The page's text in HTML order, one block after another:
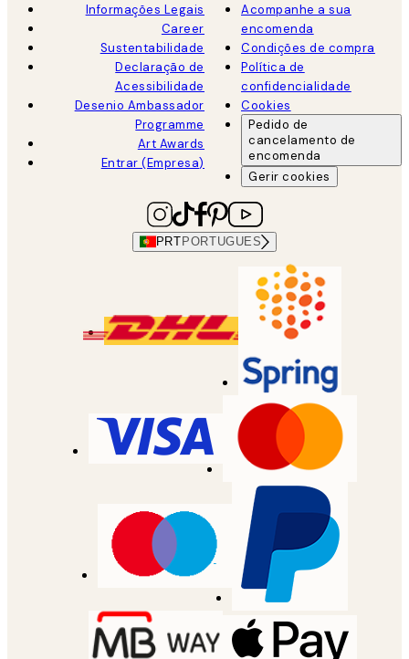
Informações Legais
Career
Sustentabilidade
Declaração de
Acessibilidade
Desenio Ambassador
Programme
Art Awards
Entrar (Empresa)
Acompanhe a sua
encomenda
Condições de compra
Política de
confidencialidade
Cookies
Pedido de
cancelamento de
encomenda
Gerir cookies
PRT PORTUGUES